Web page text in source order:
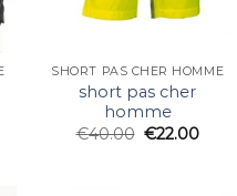
SHORT PAS CHER HOMME
short pas cher
homme
€40.00 €22.00